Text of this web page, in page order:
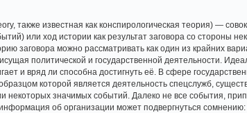
также известная как конспирологическая теория) —
или ход истории как результат заговора со стороны
заговора можно рассматривать как один из крайних
политической и государственной деятельности.
и вряд ли способна достигнуть её. В сфере
которой является деятельность спецслужб,
некоторых значимых событий. Далеко не все события,
об организации может подвергнуться